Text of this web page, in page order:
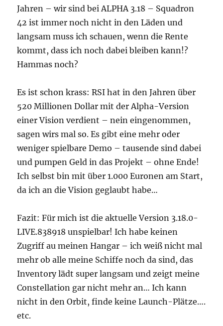
Jahren – wir sind bei ALPHA 3.18 – Squadron
42 ist immer noch nicht in den Läden und
langsam muss ich schauen, wenn die Rente
kommt, dass ich noch dabei bleiben kann!?
Hammas noch?
Es ist schon krass: RSI hat in den Jahren über
520 Millionen Dollar mit der Alpha-Version
einer Vision verdient – nein eingenommen,
sagen wirs mal so. Es gibt eine mehr oder
weniger spielbare Demo – tausende sind dabei
und pumpen Geld in das Projekt – ohne Ende!
Ich selbst bin mit über 1.000 Euronen am Start,
da ich an die Vision geglaubt habe…
Fazit: Für mich ist die aktuelle Version 3.18.0-
LIVE.838918 unspielbar! Ich habe keinen
Zugriff au meinen Hangar – ich weiß nicht mal
mehr ob alle meine Schiffe noch da sind, das
Inventory lädt super langsam und zeigt meine
Constellation gar nicht mehr an… Ich kann
nicht in den Orbit, finde keine Launch-Plätze….
etc.